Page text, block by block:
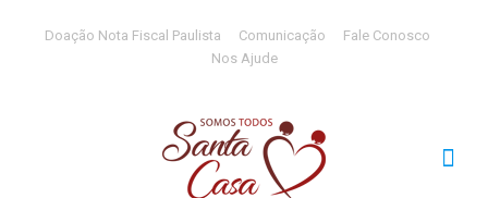
Doação Nota Fiscal Paulista Comunicação
Fale Conosco
Nos Ajude